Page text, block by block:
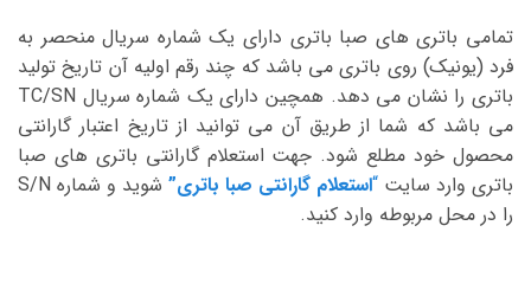
تمامی باتری های صبا باتری دارای یک شماره سریال منحصر به
فرد (یونیک) روی باتری می باشد که چند رقم اولیه آن تاریخ تولید
باتری را نشان می دهد. همچین دارای یک شماره سریال TC/SN
می باشد که شما از طریق آن می توانید از تاریخ اعتبار گارانتی
محصول خود مطلع شود. جهت استعلام گارانتی باتری های صبا
باتری وارد سایت “استعلام گارانتی صبا باتری”
شوید و شماره S/N
را در محل مربوطه وارد کنید.